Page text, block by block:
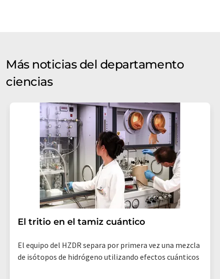
Más noticias del departamento
ciencias
El tritio en el tamiz cuántico
El equipo del HZDR separa por primera vez una mezcla
de isótopos de hidrógeno utilizando efectos cuánticos